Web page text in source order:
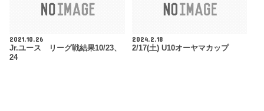
2021.10.26
Jr.ユース リーグ戦結果10/23、
24
2024.2.18
2/17(土) U10オーヤマカップ